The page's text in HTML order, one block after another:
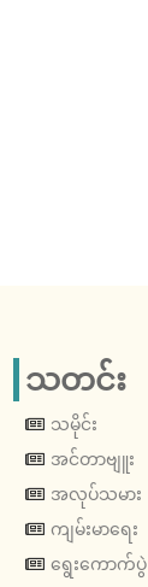
သတင်း
သမိုင်း
အင်တာဗျူး
အလုပ်သမား
ကျမ်းမာရေး
ရွေးကောက်ပွဲ